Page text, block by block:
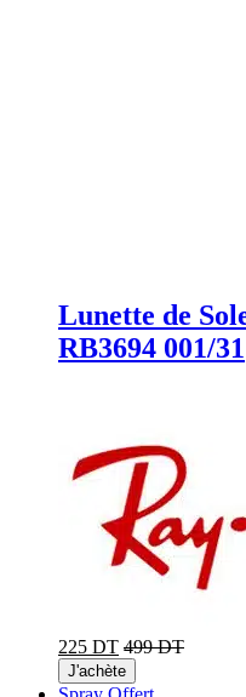
Lunette de
RB3694 001/31
225 DT 499 DT
J'achète